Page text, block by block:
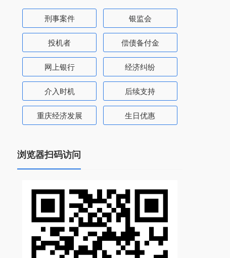
刑事案件 银监会
投机者 偿债备付金
网上银行 经济纠纷
介入时机 后续支持
重庆经济发展 生日优惠
浏览器扫码访问